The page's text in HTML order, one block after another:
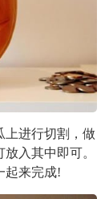
上进行切割，做
入其中即可。
起来完成!